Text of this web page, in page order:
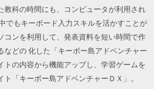
教科の時間にも、コンピュータが利用され
でもキーボード入力スキルを活かすことが
コンを利用して、発表資料を短い時間で作
などの 化した「キーボー島アドベンチャー
トの内容から機能アップし、学習ゲームを
ト「キーボー島アドベンチャーＤＸ」。